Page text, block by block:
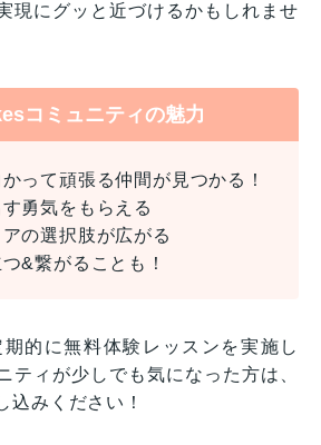
現にグッと近づけるかもしれませ
コミュニティの魅力
って頑張る仲間が見つかる！
勇気をもらえる
アの選択肢が広がる
&繋がることも！
的に無料体験レッスンを実施し
ティが少しでも気になった方は、
込みください！